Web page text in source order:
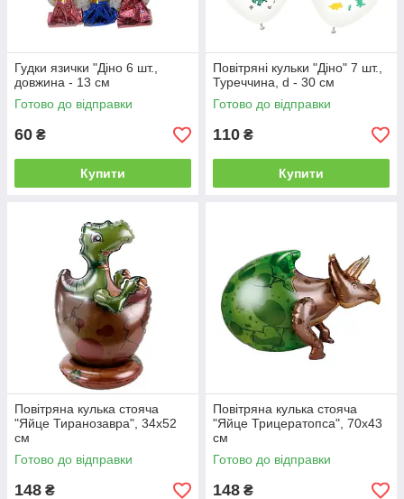
Гудки язички "Діно 6 шт.,
довжина - 13 см
Готово до відправки
60 ₴
Купити
Повітряні кульки "Діно" 7 шт.,
Туреччина, d - 30 см
Готово до відправки
110 ₴
Купити
Повітряна кулька стояча
"Яйце Тиранозавра", 34х52
см
Готово до відправки
148 ₴
Повітряна кулька стояча
"Яйце Трицератопса", 70х43
см
Готово до відправки
148 ₴